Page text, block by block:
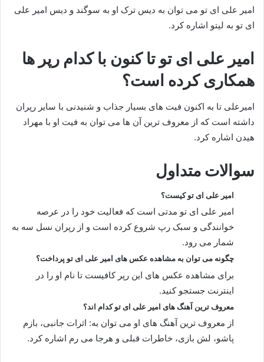
امیر علی ای تو می توان به دیس ترک او به سوگند و دیس امیر علی
ای تو به لیتو اشاره کرد.
امیر علی ای تو تا کنون با کدام رپر ها
همکاری کرده است؟
امیرعلی تا به اکنون فیت های بسیار جذاب و شنیدنی با سایر رپران
داشته است که از معروف‌ ترین آن ها می‌ توان به فیت او با مهراد
هیدن اشاره کرد.
سوالات متداول
امیر علی ای تو کیست؟
امیر علی ای تو مدتی است که فعالیت خود را در عرصه
خوانندگی و سبک رپ شروع کرده است و از رپران نسل سه به
شمار می‌ رود.
چگونه می توان به مشاهده عکس های امیر علی ای تو پرداخت؟
برای مشاهده عکس های این رپر کافیست تا نام او را در
اینترنت جستجو کنید.
معروف ترین آهنگ های امیر علی ای تو کدام اند؟
از معروف ترین آهنگ های او می توان به: اثرات جانبی، بازم
پاشو، لش بازی، خاطرات قبلی و هرجا می رم اشاره کرد.